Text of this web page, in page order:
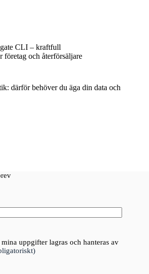
CLI – kraftfull
företag och återförsäljare
därför behöver du äga din data och
uppgifter lagras och hanteras av